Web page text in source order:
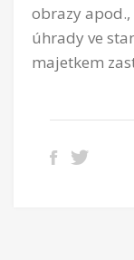
obrazy apod.,
úhrady ve
majetkem